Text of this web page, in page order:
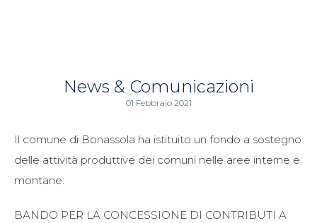
News & Comunicazioni
01 Febbraio 2021
Il comune di Bonassola ha istituito un fondo a sostegno
delle attività produttive dei comuni nelle aree interne e
montane:
BANDO PER LA CONCESSIONE DI CONTRIBUTI A